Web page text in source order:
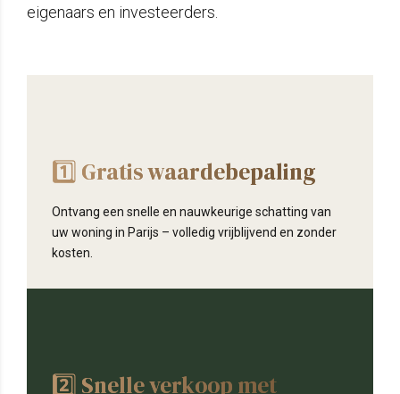
eigenaars en investeerders.
1️⃣ Gratis waardebepaling
Ontvang een snelle en nauwkeurige schatting van
uw woning in Parijs – volledig vrijblijvend en zonder
kosten.
2️⃣ Snelle verkoop met